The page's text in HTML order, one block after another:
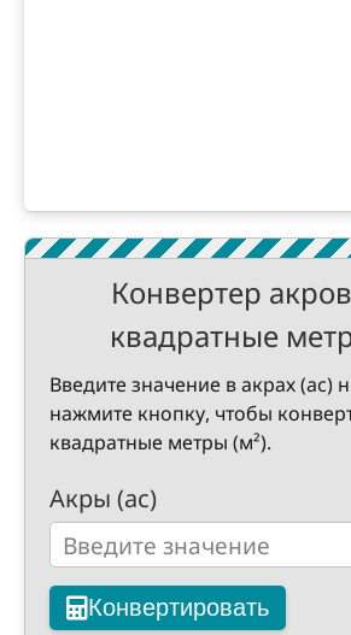
Конвертер
квадратные
Введите значение в акрах (ac)
нажмите кнопку, чтобы
квадратные метры (м²).
Акры (ac)
Конвертировать